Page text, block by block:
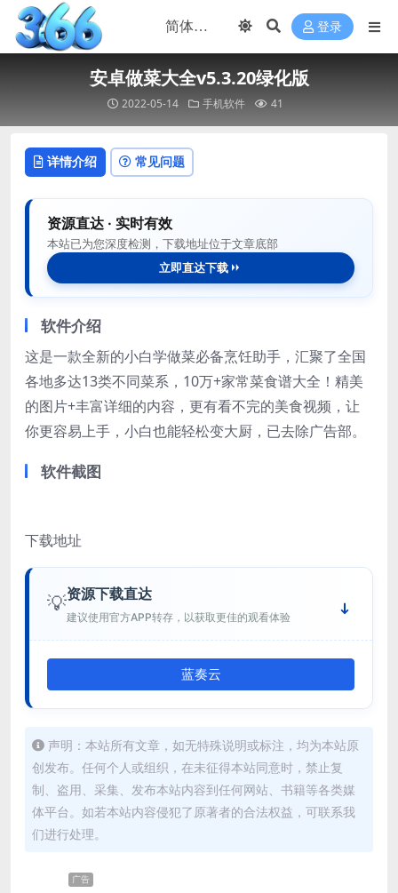
登录
安卓做菜大全v5.3.20绿化版
2022-05-14 手机软件 41
详情介绍 常见问题
资源直达 · 实时有效
本站已为您深度检测，下载地址位于文章底部
立即直达下载
软件介绍
这是一款全新的小白学做菜必备烹饪助手，汇聚了全国
各地多达13类不同菜系，10万+家常菜食谱大全！精美
的图片+丰富详细的内容，更有看不完的美食视频，让
你更容易上手，小白也能轻松变大厨，已去除广告部。
软件截图
下载地址
💡资源下载直达
建议使用官方APP转存，以获取更佳的观看体验
蓝奏云
声明：本站所有文章，如无特殊说明或标注，均为本站原
创发布。任何个人或组织，在未征得本站同意时，禁止复
制、盗用、采集、发布本站内容到任何网站、书籍等各类媒
体平台。如若本站内容侵犯了原著者的合法权益，可联系我
们进行处理。
广告